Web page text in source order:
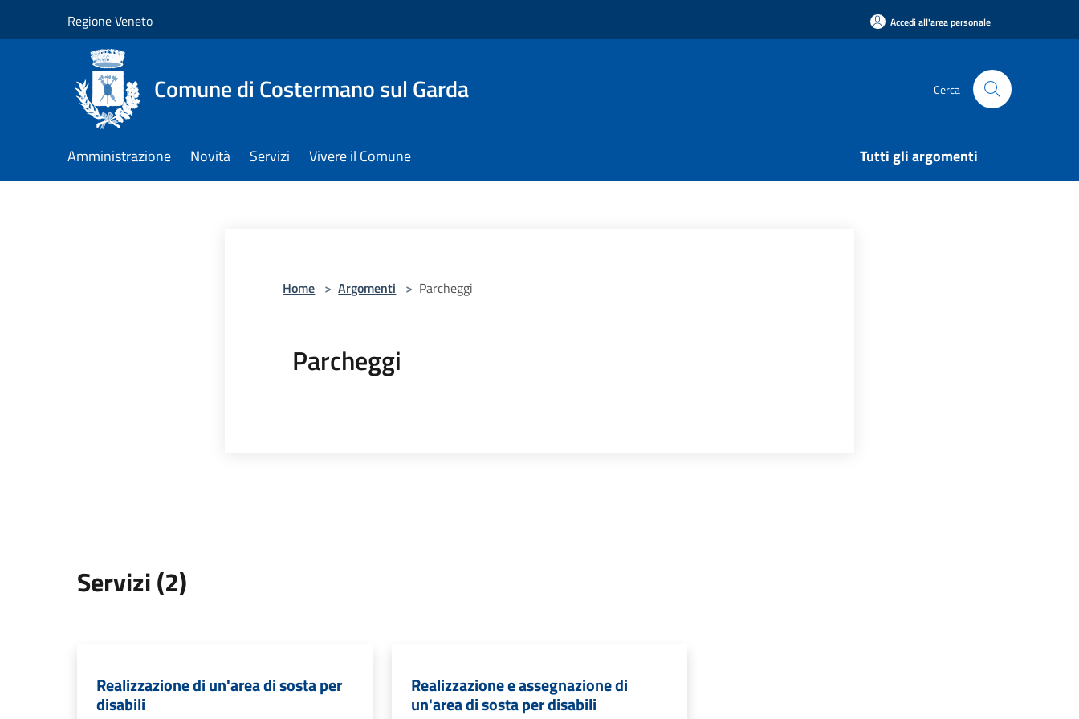
Regione Veneto Accedi all'area personale
Comune di Costermano sul Garda Cerca
Amministrazione Novità Servizi Vivere il Comune Tutti gli argomenti
Home > Argomenti > Parcheggi
Parcheggi
Servizi (2)
Realizzazione di un'area di sosta per
disabili
Realizzazione e assegnazione di
un'area di sosta per disabili